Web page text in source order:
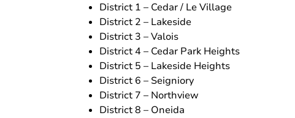
District 1 – Cedar / Le Village
District 2 – Lakeside
District 3 – Valois
District 4 – Cedar Park Heights
District 5 – Lakeside Heights
District 6 – Seigniory
District 7 – Northview
District 8 – Oneida